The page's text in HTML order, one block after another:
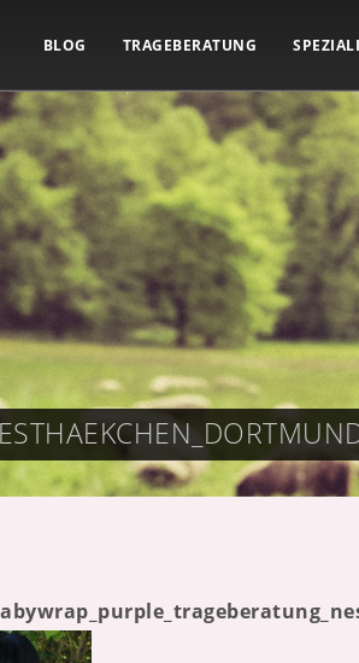
BLOG TRAGEBERATUNG